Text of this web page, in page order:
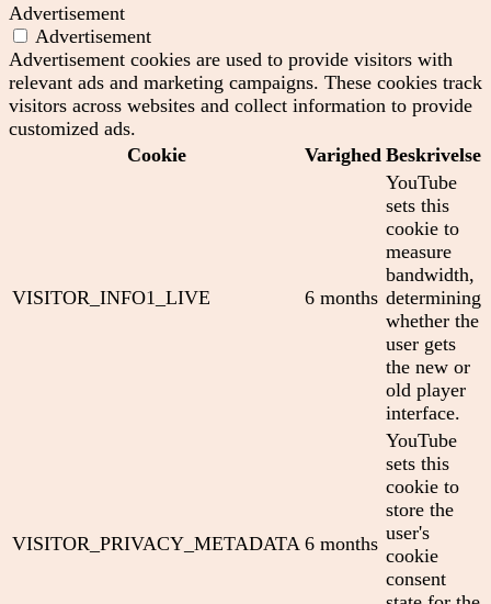
Advertisement
Advertisement
Advertisement cookies are used to provide visitors with
relevant ads and marketing campaigns. These cookies track
visitors across websites and collect information to provide
customized ads.
Cookie
Varighed Beskrivelse
VISITOR_INFO1_LIVE 6 months
YouTube
sets this
cookie to
measure
bandwidth,
determining
whether the
user gets
the new or
old player
interface.
VISITOR_PRIVACY_METADATA 6 months
YouTube
sets this
cookie to
store the
user's
cookie
consent